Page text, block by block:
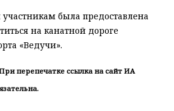
была предоставлена
на канатной дороге
«Ведучи».
перепечатке ссылка на сайт ИА